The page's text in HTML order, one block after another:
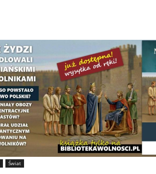
Świat